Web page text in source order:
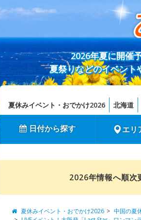
2026年夏に開催
夏祭りなどのイベント
夏休みイベント・おでかけ2026 北海道
日付から探す エリ
2026年情報へ順次
夏休みイベント・おでかけ2026 中国の夏